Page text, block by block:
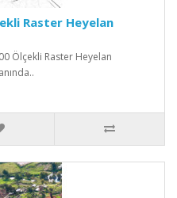
Raster Heyelan
Ölçekli Raster Heyelan